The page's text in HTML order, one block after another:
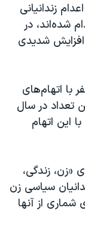
زندانیانی
شده‌اند، در
شدیدی
که در سال ۲۰۲۲ مجموعا ۲۵۶ نفر با اتهام‌های
تعداد در سال
به ۴۷۱ اعدام با این اتهام
«زن، زندگی،
سیاسی زن
شماری از آنها